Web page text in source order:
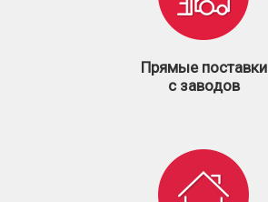
Прямые поставки
с заводов